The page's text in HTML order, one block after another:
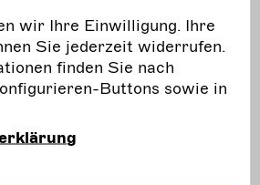
Festival
Karlsruhe
wir Ihre Einwilligung. Ihre
Sie jederzeit widerrufen.
finden Sie nach
Buttons sowie in